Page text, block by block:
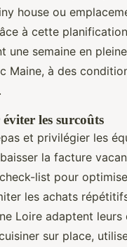
house ou
à cette
une semaine en
Maine, à des
les surcoûts
et privilégier les
la facture
list pour
les achats
Loire adaptent
sur place,